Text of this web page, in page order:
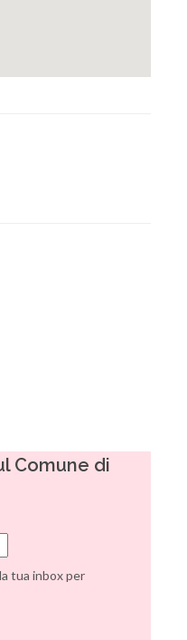
Comune di
tua inbox per